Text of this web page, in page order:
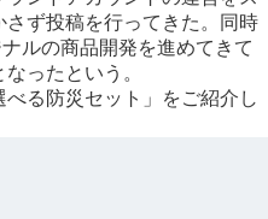
ず投稿を行ってきた。同時
ルの商品開発を進めてきて
ったという。
る防災セット」をご紹介し